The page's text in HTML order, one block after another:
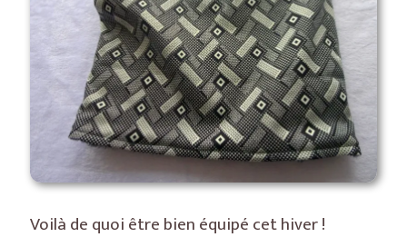
Voilà de quoi être bien équipé cet hiver !